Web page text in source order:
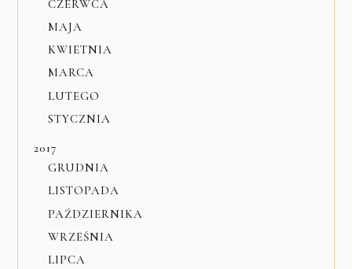
CZERWCA
MAJA
KWIETNIA
MARCA
LUTEGO
STYCZNIA
2017
GRUDNIA
LISTOPADA
PAŹDZIERNIKA
WRZEŚNIA
LIPCA